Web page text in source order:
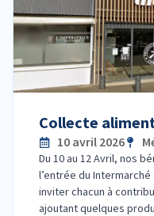
Collecte
10 avril 2026
Du 10 au 12 Avril, nos
l’entrée du
inviter chacun à
ajoutant quelques